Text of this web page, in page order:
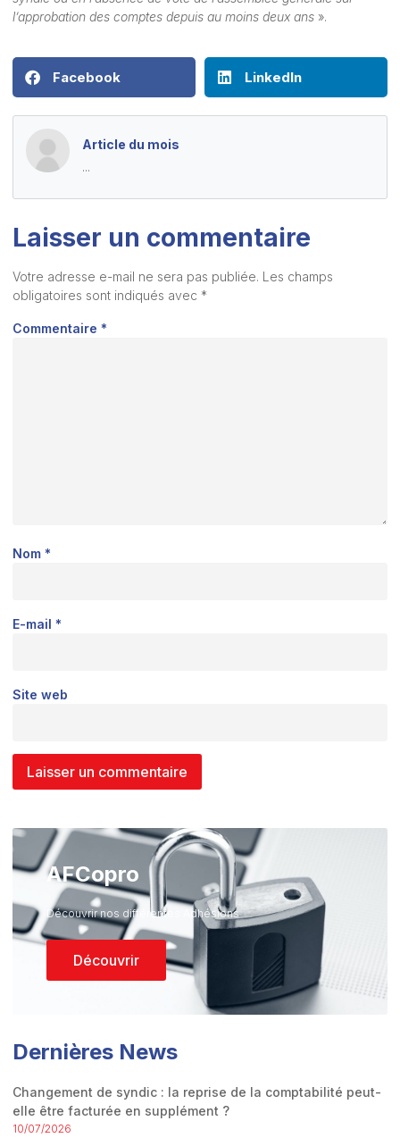
l’approbation des comptes depuis au moins deux ans ».
Facebook LinkedIn
Article du mois
...
Laisser un commentaire
Votre adresse e-mail ne sera pas publiée. Les champs
obligatoires sont indiqués avec *
Commentaire *
Nom *
E-mail *
Site web
AFCopro
Découvrir nos différentes Adhésions
Découvrir
Dernières News
Changement de syndic : la reprise de la comptabilité peut-
elle être facturée en supplément ?
10/07/2026